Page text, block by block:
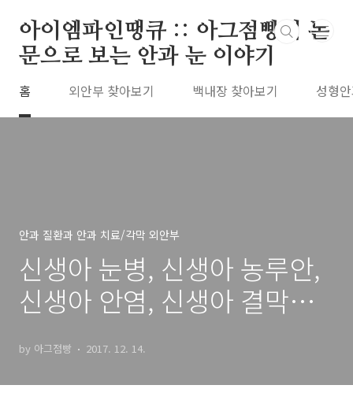
아이엠파인땡큐 :: 아그점빵의 논
문으로 보는 안과 눈 이야기
홈 외안부 찾아보기 백내장 찾아보기 성형
안과 질환과 안과 치료/각막 외안부
신생아 눈병, 신생아 농루안,
신생아 안염, 신생아 결막염
의 원인, 진단, 치료
by 아그점빵 2017. 12. 14.